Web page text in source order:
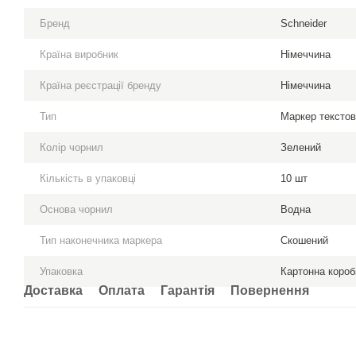
Бренд Schneider
Країна виробник Німеччина
Країна реєстрації бренду Німеччина
Тип Маркер
Колір чорнил Зелений
Кількість в упаковці 10 шт
Основа чорнил Водна
Тип наконечника маркера Скошений
Упаковка Картонна
Доставка Оплата Гарантія Повернення